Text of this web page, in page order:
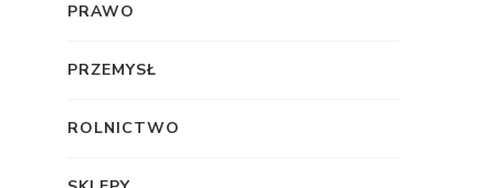
PRAWO
PRZEMYSŁ
ROLNICTWO